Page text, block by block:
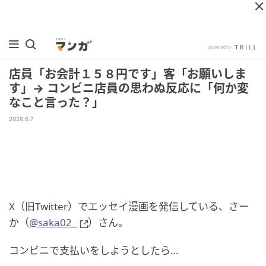
店員「お会計１５８円です」客「お願いしま
す」→ コンビニ店員の思わぬ反応に「何か変
なこと言った？」
2026.6.7
X（旧Twitter）でエッセイ漫画を発信している、さー
か（@saka02_ ）さん。
コンビニで支払いをしようとしたら…